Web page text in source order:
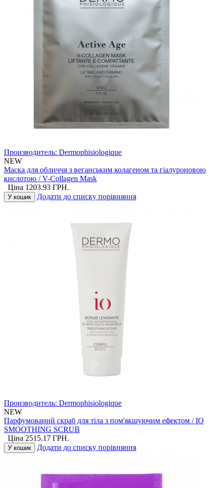
Производитель: Dermophisiologique
NEW
Маска для обличчя з веганським колагеном та гіалуроновою
кислотою / V-Collagen Mask
Ціна 1203.93 ГРН.
У кошик Додати до списку порівняння
Производитель: Dermophisiologique
NEW
Парфумований скраб для тіла з пом'якшуючим ефектом / IO
SMOOTHING SCRUB
Ціна 2515.17 ГРН.
У кошик Додати до списку порівняння